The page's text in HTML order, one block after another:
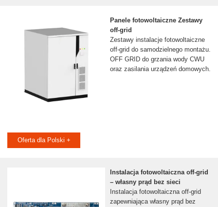
Panele fotowoltaiczne Zestawy
off-grid
Zestawy instalacje fotowoltaiczne
off-grid do samodzielnego montażu.
OFF GRID do grzania wody CWU
oraz zasilania urządzeń domowych.
Oferta dla Polski +
Instalacja fotowoltaiczna off-grid
– własny prąd bez sieci
Instalacja fotowoltaiczna off-grid
zapewniająca własny prąd bez